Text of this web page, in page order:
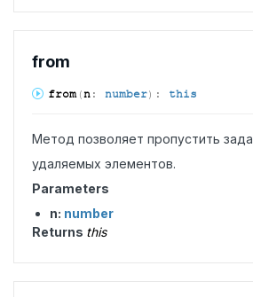
from
from(n: number) : this
Метод позволяет пропустить
удаляемых элементов.
Parameters
n: number
Returns this